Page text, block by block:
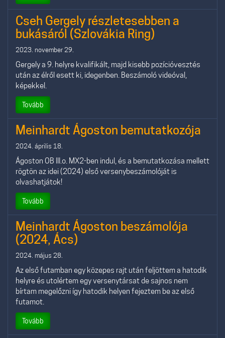
Cseh Gergely részletesebben a
bukásáról (Szlovákia Ring)
2023. november 29.
Gergely a 9. helyre kvalifikált, majd kisebb pozícióvesztés
után az élről esett ki, idegenben. Beszámoló videóval,
képekkel.
Tovább
Meinhardt Ágoston bemutatkozója
2024. április 18.
Ágoston OB III.o. MX2-ben indul, és a bemutatkozása mellett
rögtön az idei (2024) első versenybeszámolóját is
olvashatjátok!
Tovább
Meinhardt Ágoston beszámolója
(2024, Ács)
2024. május 28.
Az első futamban egy közepes rajt után feljöttem a hatodik
helyre és utolértem egy versenytársat de sajnos nem
bírtam megelőzni így hatodik helyen fejeztem be az első
futamot.
Tovább